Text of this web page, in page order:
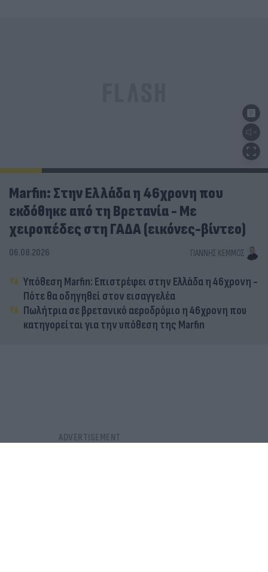
Marfin: Στην Ελλάδα η 46χρονη που
εκδόθηκε από τη Βρετανία - Με
χειροπέδες στη ΓΑΔΑ (εικόνες-βίντεο)
06.08.2026 ΓΙΆΝΝΗΣ ΚΈΜΜΟΣ
Υπόθεση Marfin: Επιστρέφει στην Ελλάδα η 46χρονη -
Πότε θα οδηγηθεί στον εισαγγελέα
Πωλήτρια σε βρετανικό αεροδρόμιο η 46χρονη που
κατηγορείται για την υπόθεση της Marfin